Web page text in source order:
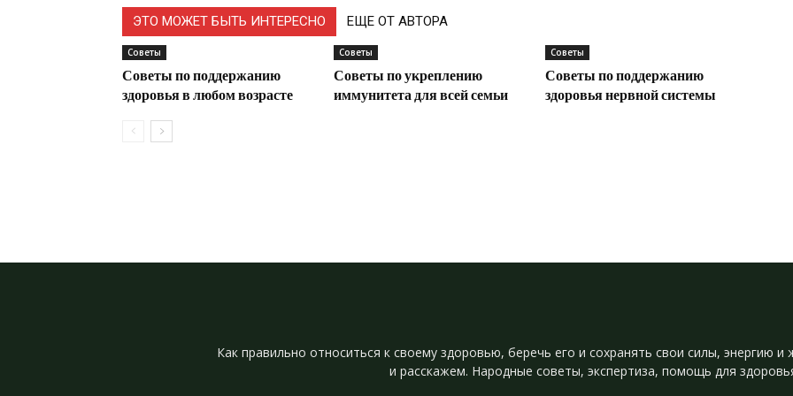
ЭТО МОЖЕТ БЫТЬ ИНТЕРЕСНО ЕЩЕ ОТ АВТОРА
Советы
Советы по поддержанию
здоровья в любом возрасте
Советы
Советы по укреплению
иммунитета для всей семьи
Советы
Советы по поддержанию
здоровья нервной системы
Как правильно относиться к своему здоровью, беречь его и сохранять свои силы, энергию
и расскажем. Народные советы, экспертиза, помощь для